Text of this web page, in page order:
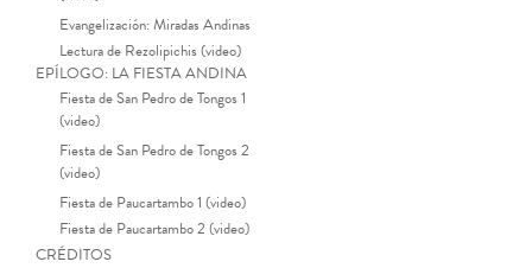
Evangelización: Miradas Andinas
Lectura de Rezolipichis (video)
EPÍLOGO: LA FIESTA ANDINA
Fiesta de San Pedro de Tongos 1
(video)
Fiesta de San Pedro de Tongos 2
(video)
Fiesta de Paucartambo 1 (video)
Fiesta de Paucartambo 2 (video)
CRÉDITOS